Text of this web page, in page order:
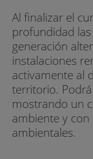
Al finalizar el
profundidad
generación
instalaciones
activamente al
territorio.
mostrando un
ambiente y
ambientales.